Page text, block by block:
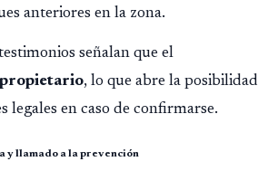
anteriores en la zona.
señalan que el
, lo que abre la posibilidad
legales en caso de confirmarse.
y llamado a la prevención